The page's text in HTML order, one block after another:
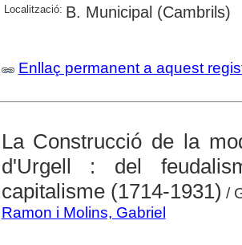
Localització: B. Municipal (Cambrils)
Enllaç permanent a aquest
La Construcció de la
d'Urgell : del
capitalisme (1714-1931) /
Ramon i Molins, Gabriel